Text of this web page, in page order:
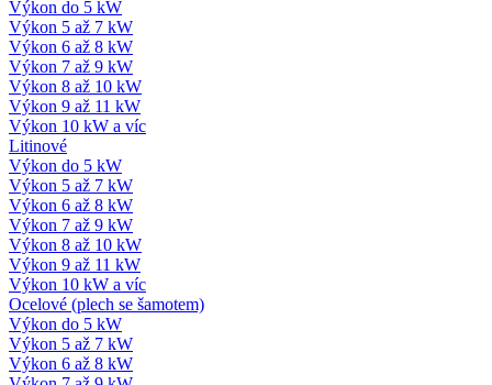
Výkon do 5 kW
Výkon 5 až 7 kW
Výkon 6 až 8 kW
Výkon 7 až 9 kW
Výkon 8 až 10 kW
Výkon 9 až 11 kW
Výkon 10 kW a víc
Litinové
Výkon do 5 kW
Výkon 5 až 7 kW
Výkon 6 až 8 kW
Výkon 7 až 9 kW
Výkon 8 až 10 kW
Výkon 9 až 11 kW
Výkon 10 kW a víc
Ocelové (plech se šamotem)
Výkon do 5 kW
Výkon 5 až 7 kW
Výkon 6 až 8 kW